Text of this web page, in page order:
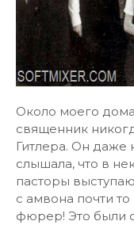
Около моего
священник
Гитлера. Он даже
слышала, что в
пасторы
с амвона почти
фюрер! Это были